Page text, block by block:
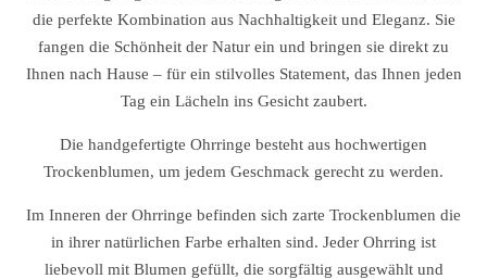
die perfekte Kombination aus Nachhaltigkeit und Eleganz. Sie
fangen die Schönheit der Natur ein und bringen sie direkt zu
Ihnen nach Hause – für ein stilvolles Statement, das Ihnen jeden
Tag ein Lächeln ins Gesicht zaubert.
Die handgefertigte Ohrringe besteht aus hochwertigen
Trockenblumen, um jedem Geschmack gerecht zu werden.
Im Inneren der Ohrringe befinden sich zarte Trockenblumen die
in ihrer natürlichen Farbe erhalten sind. Jeder Ohrring ist
liebevoll mit Blumen gefüllt, die sorgfältig ausgewählt und